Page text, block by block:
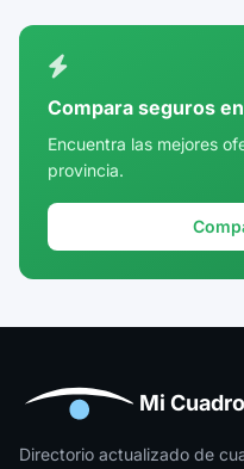
Córdoba
Cuenca
Girona
Huesca
Jaén
Compara seguros
Encuentra las mejores
provincia.
Mi
Directorio actualizado de